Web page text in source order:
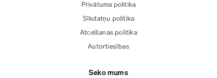
Privātuma politika
Sīkdatņu politika
Atcelšanas politika
Autortiesības
Seko mums